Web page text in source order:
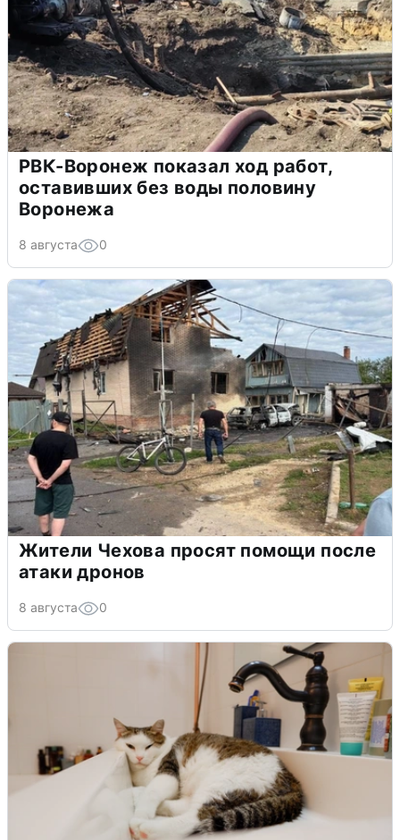
РВК-Воронеж показал ход работ,
оставивших без воды половину
Воронежа
8 августа 0
Жители Чехова просят помощи после
атаки дронов
8 августа 0